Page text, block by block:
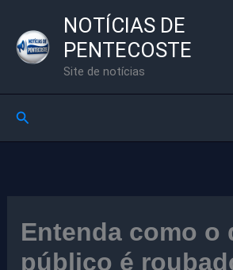
para
NOTÍCIAS DE
PENTECOSTE
Site de notícias
Pesquisar
Entenda como o
público é